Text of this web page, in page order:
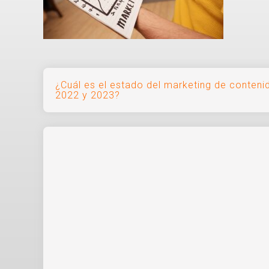
Navegación
de
entradas
¿Cuál es el estado del marketing de
2022 y 2023?